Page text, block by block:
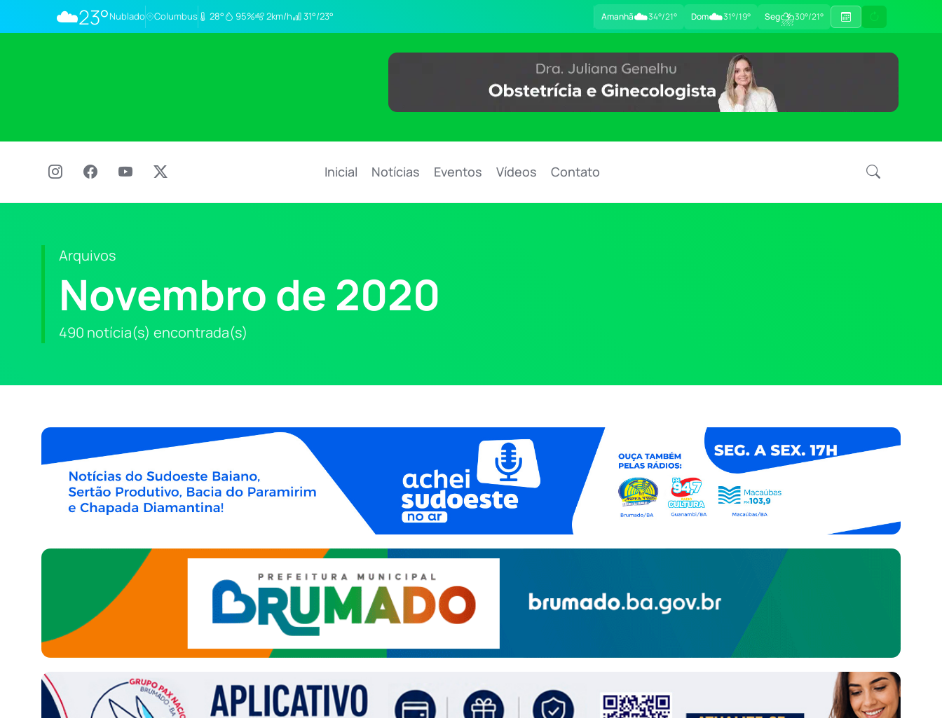
☁️23°Nublado Columbus 28° 95% 2km/h 31°/23° Amanhã☁️34°/21° Dom☁️31°/19° Seg⛈30°/21°
Inicial Notícias Eventos Vídeos Contato
Arquivos
Novembro de 2020
490 notícia(s) encontrada(s)